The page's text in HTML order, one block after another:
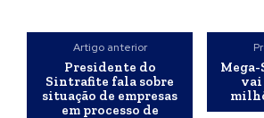
Artigo anterior
Presidente do
Sintrafite fala sobre
situação de empresas
em processo de
Mega-
vai